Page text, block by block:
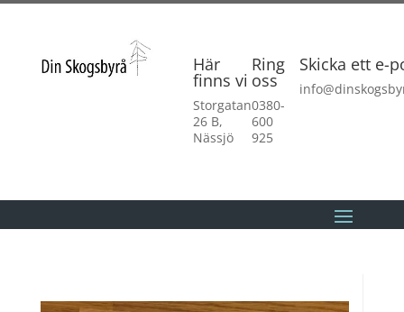
Här
finns vi
Storgatan
26 B,
Nässjö
Ring
oss
0380-
600
925
Skicka ett e-